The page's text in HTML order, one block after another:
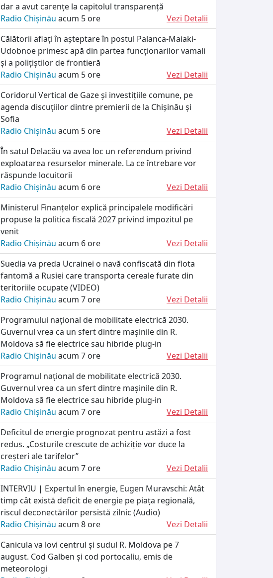
dar a avut carențe la capitolul transparență
Radio Chișinău acum 5 ore
Vezi Detalii
Călătorii aflați în așteptare în postul Palanca-Maiaki-
Udobnoe primesc apă din partea funcționarilor vamali
și a polițiștilor de frontieră
Radio Chișinău acum 5 ore
Vezi Detalii
Coridorul Vertical de Gaze și investițiile comune, pe
agenda discuțiilor dintre premierii de la Chișinău și
Sofia
Radio Chișinău acum 5 ore
Vezi Detalii
În satul Delacău va avea loc un referendum privind
exploatarea resurselor minerale. La ce întrebare vor
răspunde locuitorii
Radio Chișinău acum 6 ore
Vezi Detalii
Ministerul Finanțelor explică principalele modificări
propuse la politica fiscală 2027 privind impozitul pe
venit
Radio Chișinău acum 6 ore
Vezi Detalii
Suedia va preda Ucrainei o navă confiscată din flota
fantomă a Rusiei care transporta cereale furate din
teritoriile ocupate (VIDEO)
Radio Chișinău acum 7 ore
Vezi Detalii
Programului național de mobilitate electrică 2030.
Guvernul vrea ca un sfert dintre mașinile din R.
Moldova să fie electrice sau hibride plug-in
Radio Chișinău acum 7 ore
Vezi Detalii
Programul național de mobilitate electrică 2030.
Guvernul vrea ca un sfert dintre mașinile din R.
Moldova să fie electrice sau hibride plug-in
Radio Chișinău acum 7 ore
Vezi Detalii
Deficitul de energie prognozat pentru astăzi a fost
redus. „Costurile crescute de achiziție vor duce la
creșteri ale tarifelor”
Radio Chișinău acum 7 ore
Vezi Detalii
INTERVIU | Expertul în energie, Eugen Muravschi: Atât
timp cât există deficit de energie pe piața regională,
riscul deconectărilor persistă zilnic (Audio)
Radio Chișinău acum 8 ore
Vezi Detalii
Canicula va lovi centrul și sudul R. Moldova pe 7
august. Cod Galben și cod portocaliu, emis de
meteorologi